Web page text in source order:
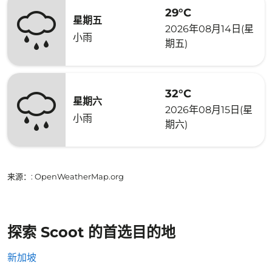
星期五
小雨
29°C
2026年08月14日(星
期五)
星期六
小雨
32°C
2026年08月15日(星
期六)
来源： : OpenWeatherMap.org
探索 Scoot 的首选目的地
新加坡